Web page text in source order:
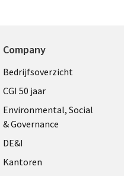
Company
Useful
links
NETHERLANDS
Bedrijfsoverzicht
CGI 50 jaar
Environmental, Social
& Governance
DE&I
Kantoren